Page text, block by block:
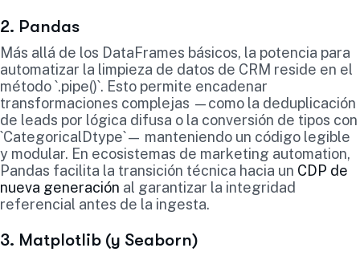
2. Pandas
Más allá de los DataFrames básicos, la potencia para
automatizar la limpieza de datos de CRM reside en el
método `.pipe()`. Esto permite encadenar
transformaciones complejas —como la deduplicación
de leads por lógica difusa o la conversión de tipos con
`CategoricalDtype`— manteniendo un código legible
y modular. En ecosistemas de marketing automation,
Pandas facilita la transición técnica hacia un CDP de
nueva generación al garantizar la integridad
referencial antes de la ingesta.
3. Matplotlib (y Seaborn)